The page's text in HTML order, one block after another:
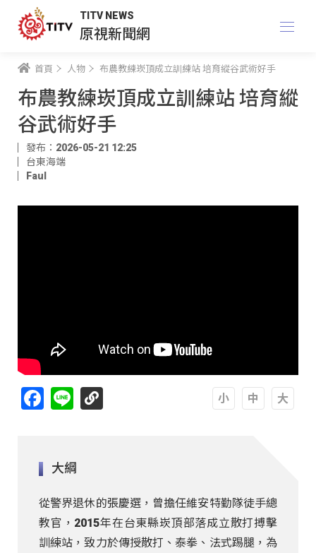
TITV NEWS
原視新聞網
首頁 人物 布農教練崁頂成立訓練站 培育縱谷武術好手
布農教練崁頂成立訓練站 培育縱
谷武術好手
發布：2026-05-21 12:25
台東海端
Faul
Facebook
Line
大綱
從警界退休的張慶選，曾擔任維安特勤隊徒手總
教官，2015年在台東縣崁頂部落成立散打搏擊
訓練站，致力於傳授散打、泰拳、法式踢腿，為